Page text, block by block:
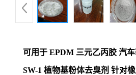
可用于 EPDM 三元乙丙胶 汽
SW-1 植物基粉体去臭剂 针对